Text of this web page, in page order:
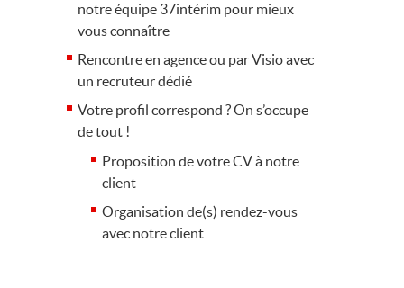
notre équipe 37intérim pour mieux
vous connaître
Rencontre en agence ou par Visio avec
un recruteur dédié
Votre profil correspond ? On s’occupe
de tout !
Proposition de votre CV à notre
client
Organisation de(s) rendez-vous
avec notre client